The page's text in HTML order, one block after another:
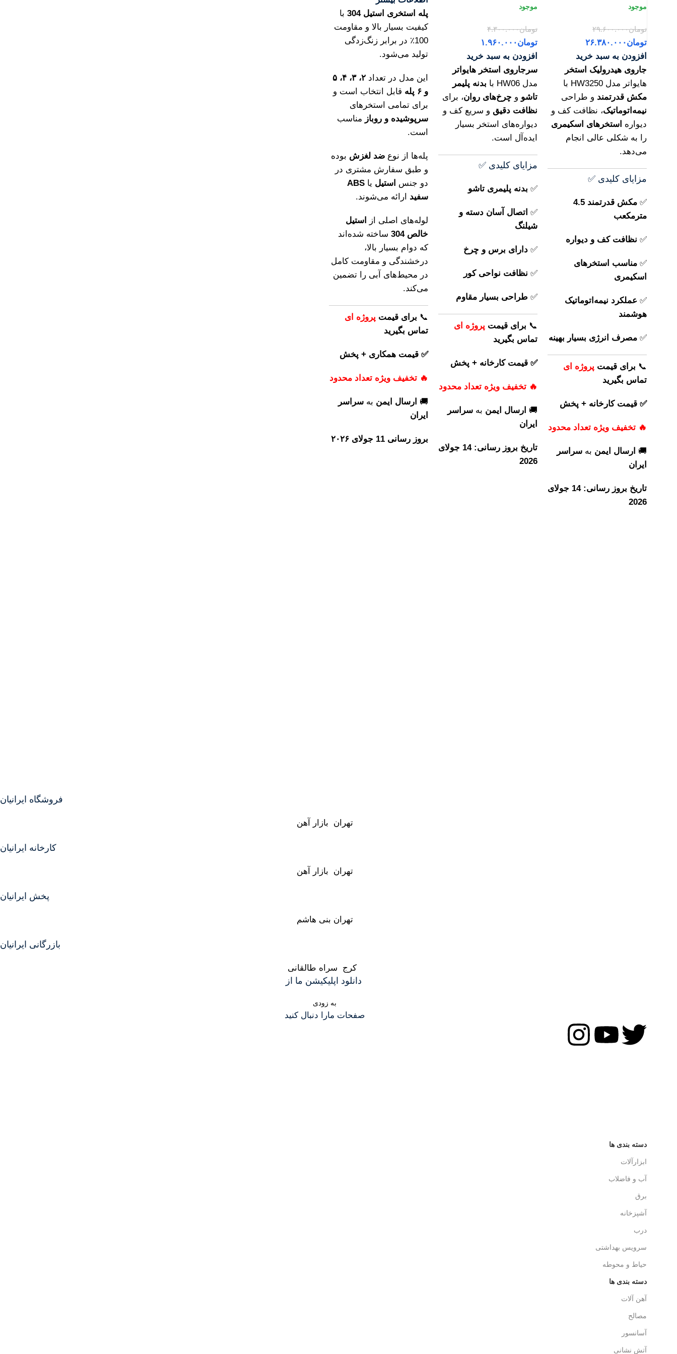
تومان۲۹.۶۰۰.۰۰۰
تومان۲۶.۳۸۰.۰۰۰
افزودن به سبد خرید
جاروی هیدرولیک استخر
هایواتر مدل HW3250 با
مکش قدرتمند و طراحی
نیمه‌اتوماتیک، نظافت کف و
دیواره استخرهای اسکیمری
را به شکلی عالی انجام
می‌دهد.
مزایای کلیدی ✅
✅
مکش قدرتمند 4.5
مترمکعب
✅ نظافت کف و دیواره
✅ مناسب استخرهای
اسکیمری
✅ عملکرد نیمه‌اتوماتیک
هوشمند
✅ مصرف انرژی بسیار بهینه
📞 برای قیمت پروژه ای
تماس بگیرید
✅ قیمت کارخانه + پخش
🔥 تخفیف ویژه تعداد محدود
🚚 ارسال ایمن به سراسر
ایران
تاریخ بروز رسانی: 14 جولای
2026
تومان۴.۳۰۰.۰۰۰
تومان۱.۹۶۰.۰۰۰
افزودن به سبد خرید
سرجاروی استخر هایواتر
مدل HW06 با
بدنه پلیمر
تاشو و چرخ‌های روان، برای
نظافت دقیق و سریع کف و
دیواره‌های استخر بسیار
ایده‌آل است.
مزایای کلیدی ✅
✅ بدنه پلیمری تاشو
✅ اتصال آسان دسته و
شیلنگ
✅ دارای برس و چرخ
✅ نظافت نواحی کور
✅ طراحی بسیار مقاوم
📞 برای قیمت پروژه ای
تماس بگیرید
✅ قیمت کارخانه + پخش
🔥 تخفیف ویژه تعداد محدود
🚚 ارسال ایمن به سراسر
ایران
تاریخ بروز رسانی: 14 جولای
2026
پله استخری استیل 304
با
کیفیت بسیار بالا و مقاومت
100٪ در برابر زنگ‌زدگی
تولید می‌شود.
این مدل در تعداد
۲، ۳، ۴، ۵
و ۶ پله
قابل انتخاب است و
برای تمامی استخرهای
سرپوشیده و روباز مناسب
است.
پله‌ها از نوع ضد لغزش بوده
و طبق سفارش مشتری در
دو جنس استیل یا ABS
سفید ارائه می‌شوند.
لوله‌های اصلی از
استیل
خالص 304
ساخته شده‌اند
که دوام بسیار بالا،
درخشندگی و مقاومت کامل
در محیط‌های آبی را تضمین
می‌کند.
📞 برای قیمت پروژه ای
تماس بگیرید
✅ قیمت همکاری + پخش
🔥 تخفیف ویژه تعداد محدود
🚚 ارسال ایمن به سراسر
ایران
بروز رسانی 11 جولای ۲۰۲۶
فروشگاه ایرانیان
تهران بازار آهن
کارخانه ایرانیان
تهران بازار آهن
پخش ایرانیان
تهران بنی هاشم
بازرگانی ایرانیان
کرج سراه طالقانی
دانلود اپلیکیشن ما از
به زودی
صفحات مارا دنبال کنید
دسته بندی ها
ابزارآلات
آب و فاضلاب
برق
آشپزخانه
درب
سرویس بهداشتی
حیاط و محوطه
دسته بندی ها
آهن آلات
مصالح
آسانسور
آتش نشانی